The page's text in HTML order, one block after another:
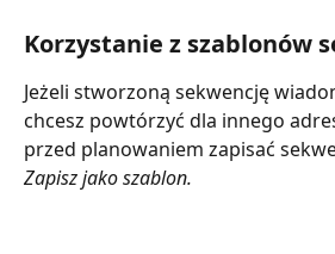
Korzystanie z szablonów
Jeżeli stworzoną sekwencję
chcesz powtórzyć dla innego
przed planowaniem zapisać
Zapisz jako szablon.